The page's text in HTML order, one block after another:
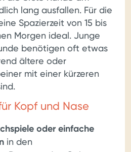
lang ausfallen. Für die
Spazierzeit von 15 bis
Morgen ideal. Junge
benötigen oft etwas
ältere oder
mit einer kürzeren
Kopf und Nase
oder einfache
in den